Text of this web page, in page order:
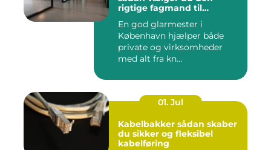
rigtige fagmand til
En god glarmester i
København hjælper både
private og virksomheder
med alt fra kn...
01. Jul
Kabelbakker sådan skaber
du sikker og fleksibel
kabelføring